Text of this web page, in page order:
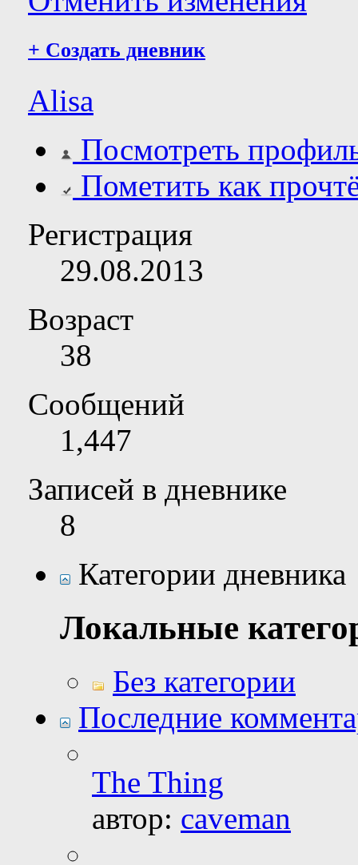
+ Создать дневник
Alisa
Посмотреть
Пометить как
Регистрация
29.08.2013
Возраст
38
Сообщений
1,447
Записей в дневнике
8
Категории дневника
Локальные
Без категории
Последние
The Thing
автор: caveman